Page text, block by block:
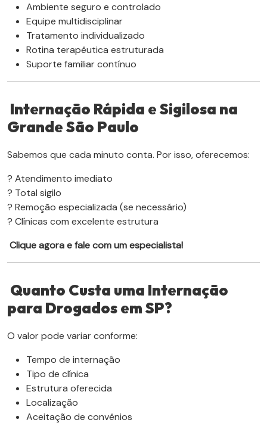
Ambiente seguro e controlado
Equipe multidisciplinar
Tratamento individualizado
Rotina terapêutica estruturada
Suporte familiar contínuo
Internação Rápida e Sigilosa na
Grande São Paulo
Sabemos que cada minuto conta. Por isso, oferecemos:
? Atendimento imediato
? Total sigilo
? Remoção especializada (se necessário)
? Clínicas com excelente estrutura
Clique agora e fale com um especialista!
Quanto Custa uma Internação
para Drogados em SP?
O valor pode variar conforme:
Tempo de internação
Tipo de clínica
Estrutura oferecida
Localização
Aceitação de convênios